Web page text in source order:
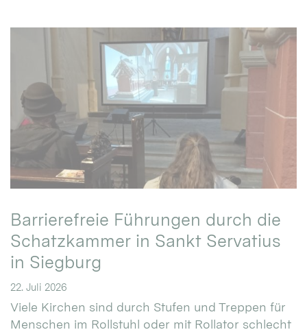
Barrierefreie Führungen durch die
Schatzkammer in Sankt Servatius
in Siegburg
22. Juli 2026
Viele Kirchen sind durch Stufen und Treppen für
Menschen im Rollstuhl oder mit Rollator schlecht